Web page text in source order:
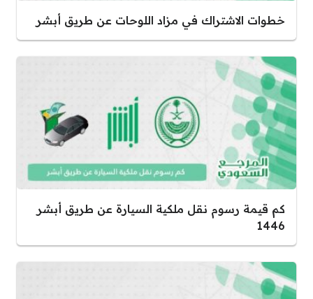
خطوات الاشتراك في مزاد اللوحات عن طريق أبشر
كم قيمة رسوم نقل ملكية السيارة عن طريق أبشر
1446